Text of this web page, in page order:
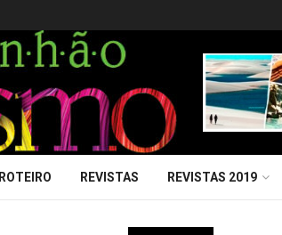
ROTEIRO REVISTAS REVISTAS 2019